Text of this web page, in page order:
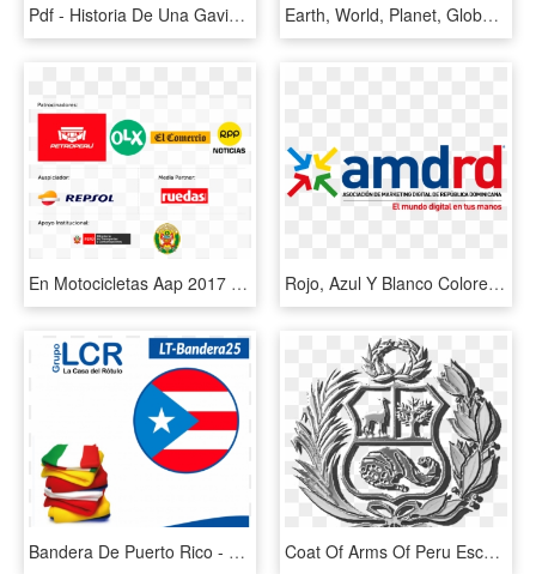
Pdf - Historia De Una Gaviota Y Del Gato, HD Png Download Earth, World, Planet, Globe, Global, Blue, Map, Space - Mapa De America Del Norte Y Central, HD Png Download
En Motocicletas Aap 2017 Y Recorre Las Principales - Emblem, HD Png Download Rojo, Azul Y Blanco Colores De Nuestra Bandera De La - Graphic Design, HD Png Download
Bandera De Puerto Rico - Casa Del Rotulo Costa Rica Publicidad, HD Png Download Coat Of Arms Of Peru Escudo Peruano Plata G - Escudo Del Peru Para Colorear, HD Png Download